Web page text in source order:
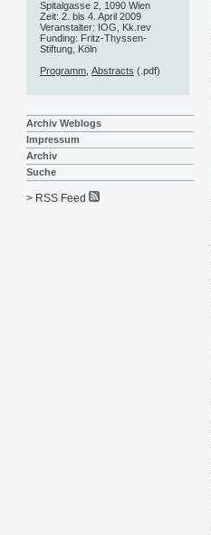
Spitalgasse 2, 1090 Wien
Zeit: 2. bis 4. April 2009
Veranstalter: IOG, Kk.rev
Funding: Fritz-Thyssen-
Stiftung, Köln
Programm Abstracts (.pdf)
Archiv Weblogs
Impressum
Archiv
Suche
> RSS Feed